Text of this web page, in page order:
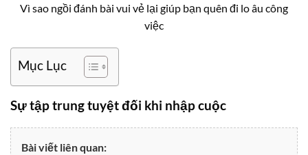
Vì sao ngồi đánh bài vui vẻ lại giúp bạn quên đi lo âu công
việc
Mục Lục
Sự tập trung tuyệt đối khi nhập cuộc
Bài viết liên quan: